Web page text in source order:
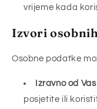
vrijeme kada
Izvori
Osobne podatke
Izravno od Vas
posjetite ili